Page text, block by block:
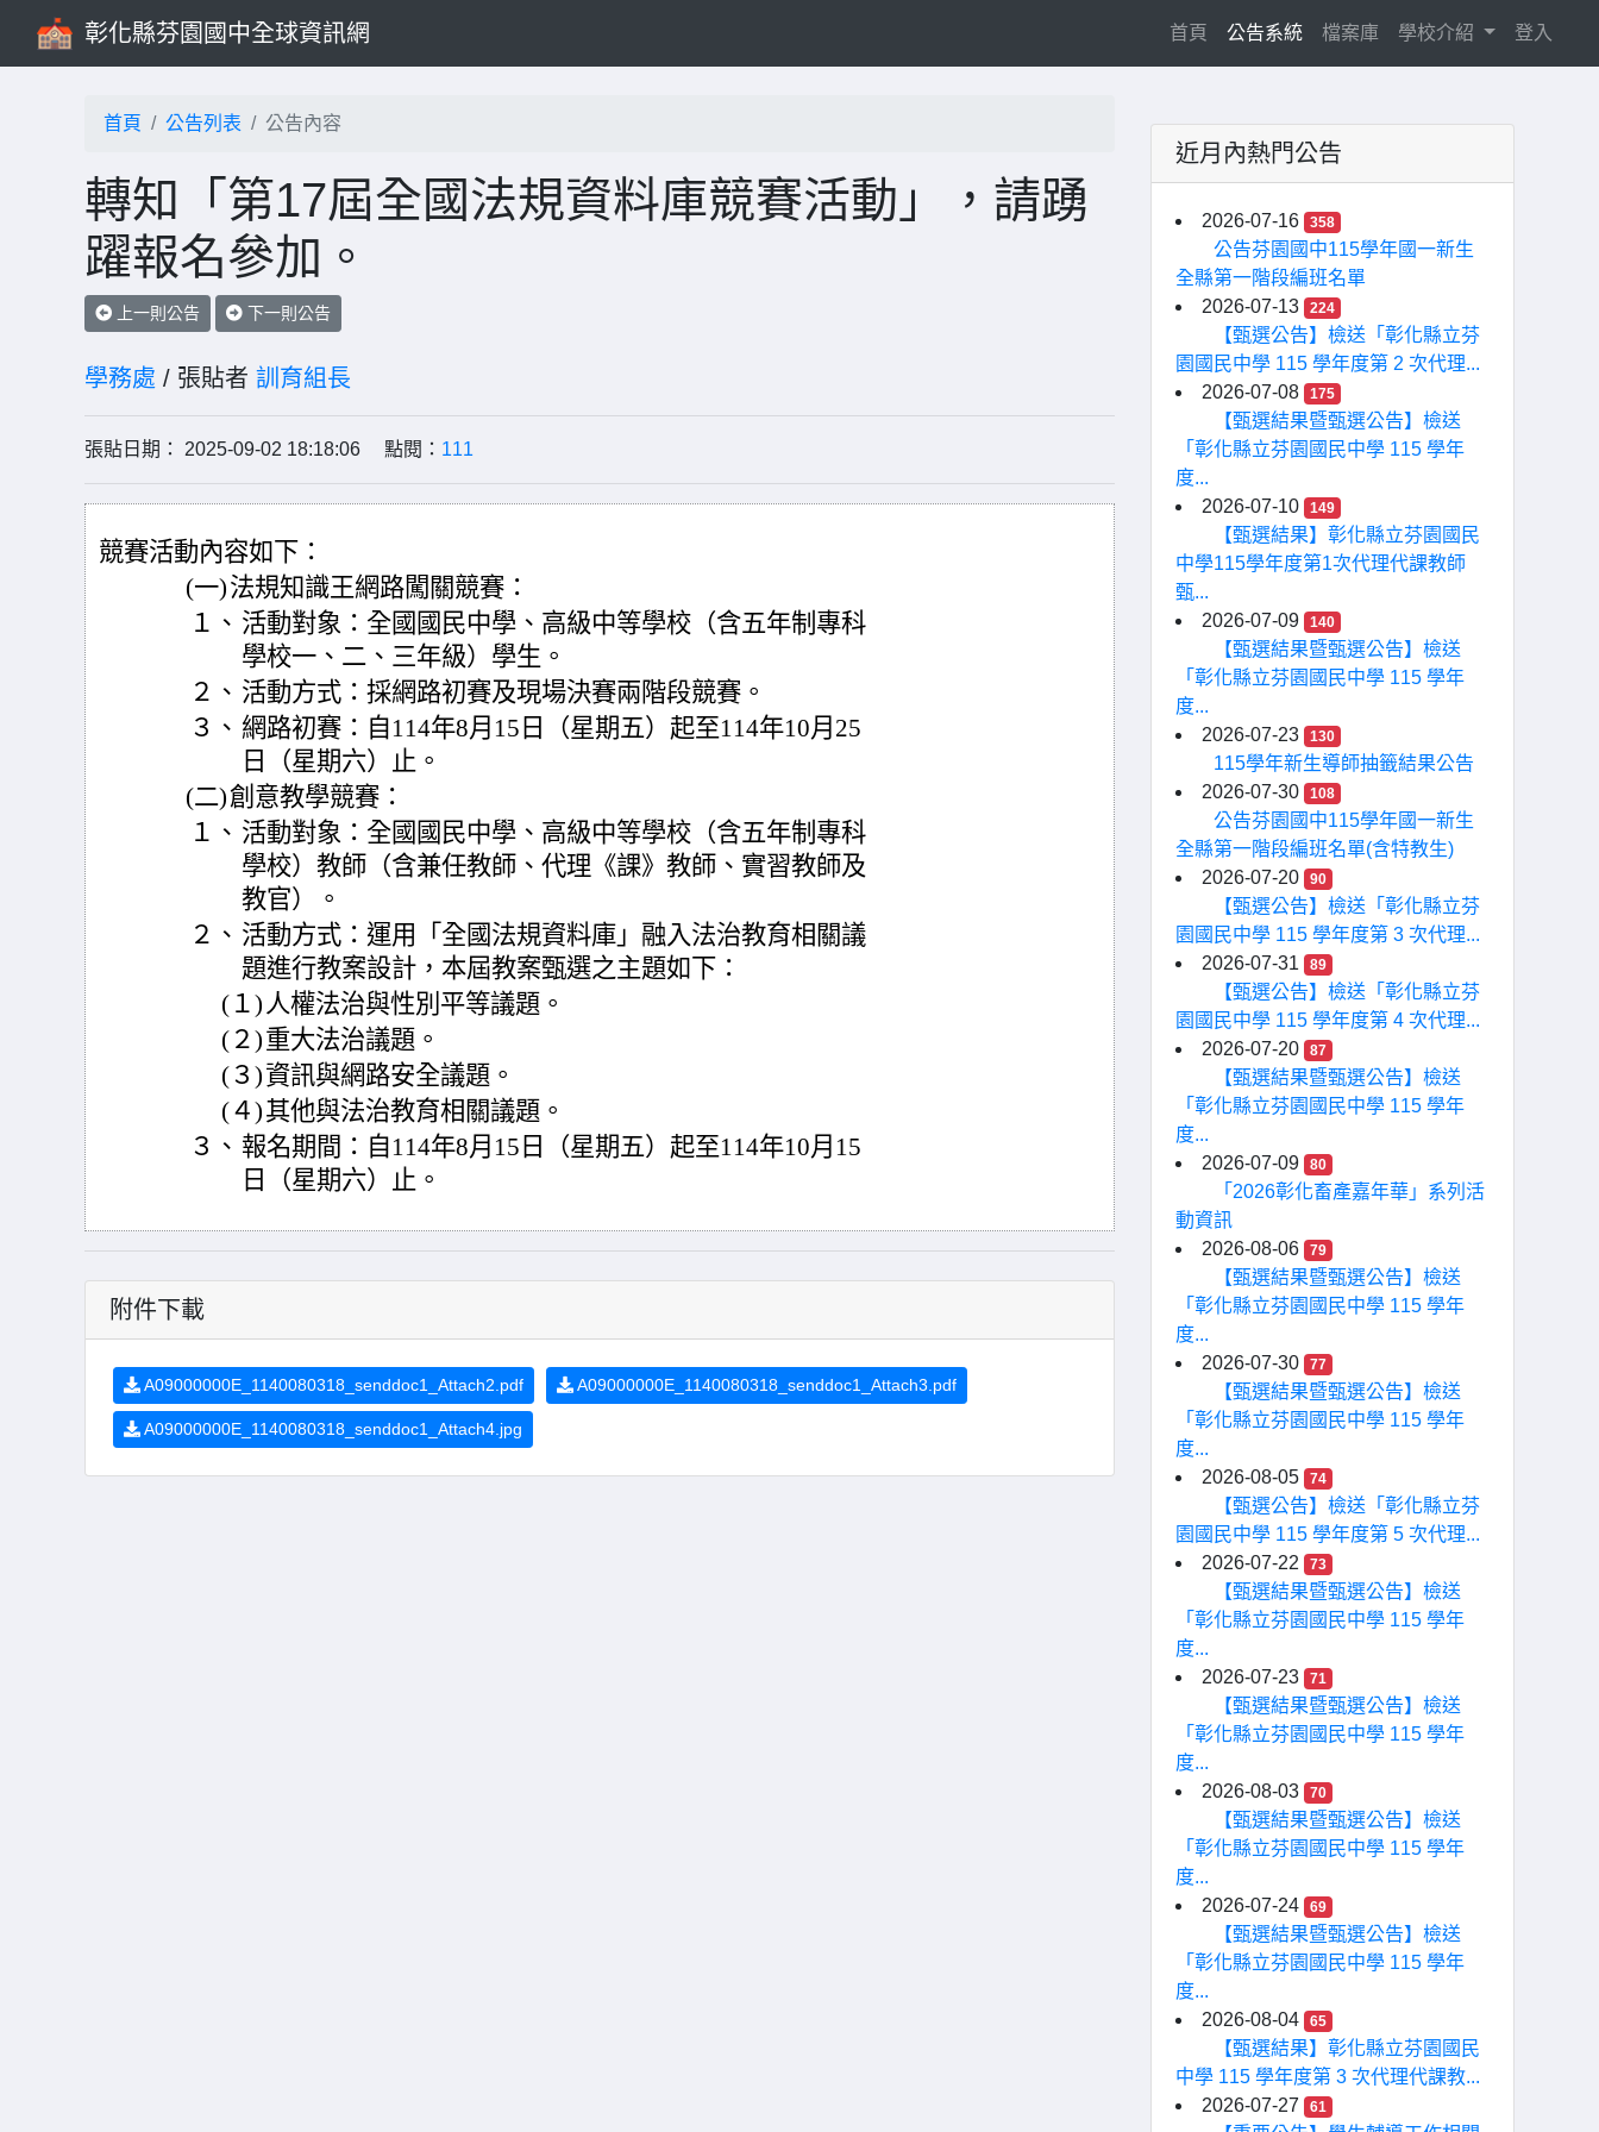
彰化縣芬園國中全球資訊網 首頁 (current)
公告系統 檔案庫 學校介紹 登入
首頁 公告列表 公告內容
轉知「第17屆全國法規資料庫競賽活動」，請踴
躍報名參加。
上一則公告 下一則公告
學務處 / 張貼者 訓育組長
張貼日期： 2025-09-02 18:18:06 點閱： 111
競賽活動內容如下：
(一)法規知識王網路闖關競賽：
１、 活動對象：全國國民中學、高級中等學校（含五年制專科
學校一、二、三年級）學生。
２、 活動方式：採網路初賽及現場決賽兩階段競賽。
３、 網路初賽：自114年8月15日（星期五）起至114年10月25
日（星期六）止。
(二)創意教學競賽：
１、 活動對象：全國國民中學、高級中等學校（含五年制專科
學校）教師（含兼任教師、代理《課》教師、實習教師及
教官）。
２、 活動方式：運用「全國法規資料庫」融入法治教育相關議
題進行教案設計，本屆教案甄選之主題如下：
(１)人權法治與性別平等議題。
(２)重大法治議題。
(３)資訊與網路安全議題。
(４)其他與法治教育相關議題。
３、 報名期間：自114年8月15日（星期五）起至114年10月15
日（星期六）止。
附件下載
A09000000E_1140080318_senddoc1_Attach2.pdf A09000000E_1140080318_senddoc1_Attach3.pdf
A09000000E_1140080318_senddoc1_Attach4.jpg
近月內熱門公告
2026-07-16 358
公告芬園國中115學年國一新生
全縣第一階段編班名單
2026-07-13
224
【甄選公告】檢送「彰化縣立芬
園國民中學 115 學年度第 2 次代理...
2026-07-08
175
【甄選結果暨甄選公告】檢送
「彰化縣立芬園國民中學 115 學年
度...
2026-07-10
149
【甄選結果】彰化縣立芬園國民
中學115學年度第1次代理代課教師
甄...
2026-07-09
140
【甄選結果暨甄選公告】檢送
「彰化縣立芬園國民中學 115 學年
度...
2026-07-23
130
115學年新生導師抽籤結果公告
2026-07-30
108
公告芬園國中115學年國一新生
全縣第一階段編班名單(含特教生)
2026-07-20
90
【甄選公告】檢送「彰化縣立芬
園國民中學 115 學年度第 3 次代理...
2026-07-31
89
【甄選公告】檢送「彰化縣立芬
園國民中學 115 學年度第 4 次代理...
2026-07-20
87
【甄選結果暨甄選公告】檢送
「彰化縣立芬園國民中學 115 學年
度...
2026-07-09
80
「2026彰化畜產嘉年華」系列活
動資訊
2026-08-06
79
【甄選結果暨甄選公告】檢送
「彰化縣立芬園國民中學 115 學年
度...
2026-07-30
77
【甄選結果暨甄選公告】檢送
「彰化縣立芬園國民中學 115 學年
度...
2026-08-05
74
【甄選公告】檢送「彰化縣立芬
園國民中學 115 學年度第 5 次代理...
2026-07-22
73
【甄選結果暨甄選公告】檢送
「彰化縣立芬園國民中學 115 學年
度...
2026-07-23
71
【甄選結果暨甄選公告】檢送
「彰化縣立芬園國民中學 115 學年
度...
2026-08-03
70
【甄選結果暨甄選公告】檢送
「彰化縣立芬園國民中學 115 學年
度...
2026-07-24
69
【甄選結果暨甄選公告】檢送
「彰化縣立芬園國民中學 115 學年
度...
2026-08-04
65
【甄選結果】彰化縣立芬園國民
中學 115 學年度第 3 次代理代課教...
2026-07-27
61